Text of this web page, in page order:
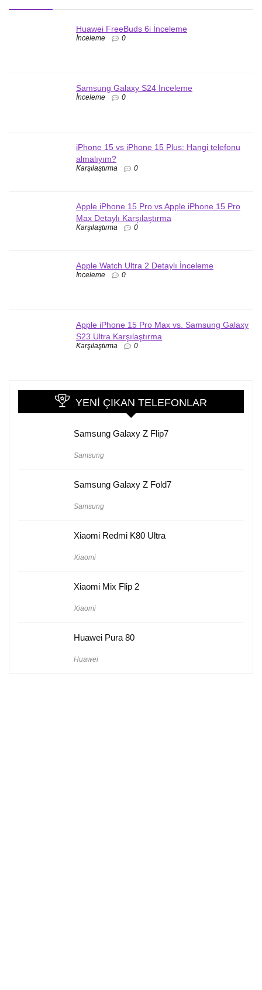
Huawei FreeBuds 6i İnceleme
İnceleme 0
Samsung Galaxy S24 İnceleme
İnceleme 0
iPhone 15 vs iPhone 15 Plus: Hangi telefonu
almalıyım?
Karşılaştırma 0
Apple iPhone 15 Pro vs Apple iPhone 15 Pro
Max Detaylı Karşılaştırma
Karşılaştırma 0
Apple Watch Ultra 2 Detaylı İnceleme
İnceleme 0
Apple iPhone 15 Pro Max vs. Samsung Galaxy
S23 Ultra Karşılaştırma
Karşılaştırma 0
YENI ÇIKAN TELEFONLAR
Samsung Galaxy Z Flip7
Samsung
Samsung Galaxy Z Fold7
Samsung
Xiaomi Redmi K80 Ultra
Xiaomi
Xiaomi Mix Flip 2
Xiaomi
Huawei Pura 80
Huawei